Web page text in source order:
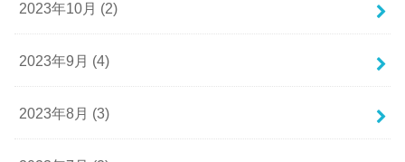
2023年10月 (2)
2023年9月 (4)
2023年8月 (3)